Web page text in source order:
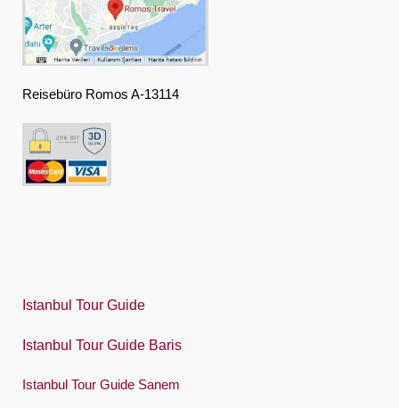
Deutsch
Ελληνική
Indonesia
Italiano
Русский
Español
Reisebüro Romos A-13114
Istanbul Tour Guide
Istanbul Tour Guide Baris
Istanbul Tour Guide Sanem